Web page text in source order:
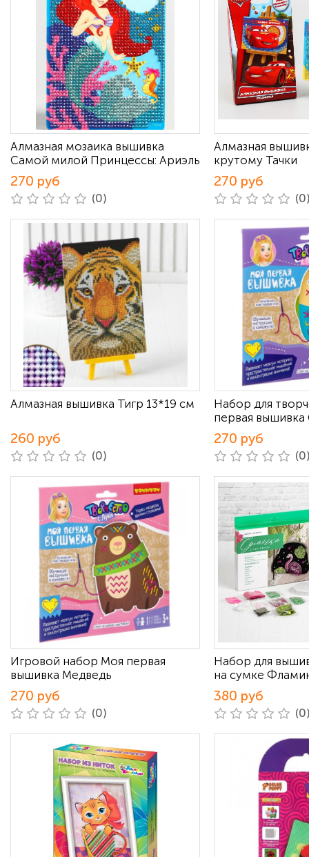
Алмазная мозаика вышивка
Самой милой Принцессы: Ариэль
270 руб
(0)
Алмазная
крутому Тачки
270 руб
Алмазная вышивка Тигр 13*19 см
260 руб
(0)
Набор для
первая вышивка
270 руб
Игровой набор Моя первая
вышивка Медведь
270 руб
(0)
Набор для
на сумке
380 руб